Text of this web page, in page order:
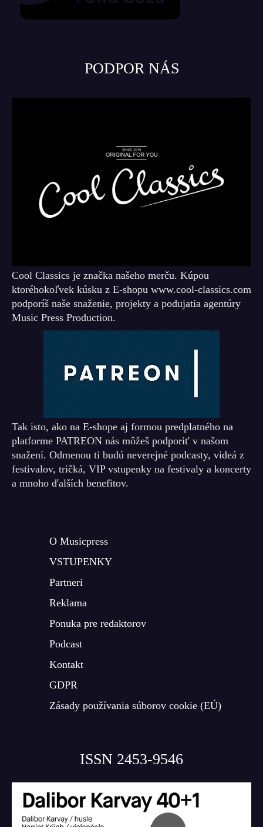
PODPOR NÁS
Cool Classics je značka našeho merču. Kúpou
ktoréhokoľvek kúsku z E-shopu www.cool-classics.com
podporíš naše snaženie, projekty a podujatia agentúry
Music Press Production.
Tak isto, ako na E-shope aj formou predplatného na
platforme PATREON nás môžeš podporiť v našom
snažení. Odmenou ti budú neverejné podcasty, videá z
festivalov, tričká, VIP vstupenky na festivaly a koncerty
a mnoho ďalších benefitov.
O Musicpress
VSTUPENKY
Partneri
Reklama
Ponuka pre redaktorov
Podcast
Kontakt
GDPR
Zásady používania súborov cookie (EÚ)
ISSN 2453-9546